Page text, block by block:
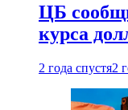
ЦБ
курса
2 года спустя2